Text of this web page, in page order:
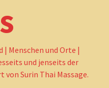
Menschen und Orte |
und jenseits der
Surin Thai Massage.